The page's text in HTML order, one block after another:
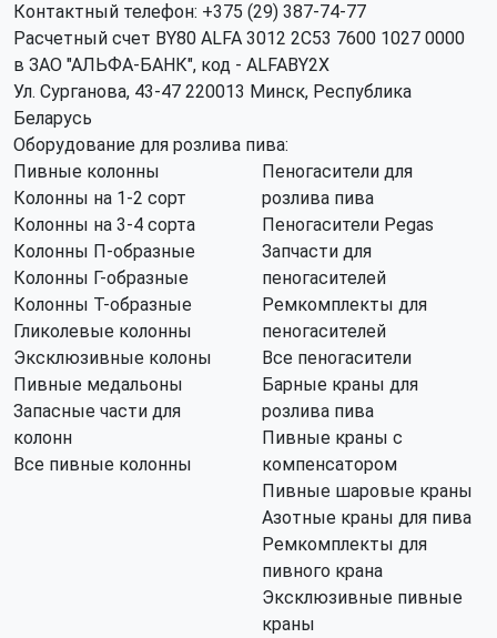
Контактный телефон: +375 (29) 387-74-77
Расчетный счет BY80 ALFA 3012 2C53 7600 1027 0000
в ЗАО "АЛЬФА-БАНК", код - ALFABY2X
Ул. Сурганова, 43-47 220013 Минск, Республика
Беларусь
Оборудование для розлива пива:
Пивные колонны
Колонны на 1-2 сорт
Колонны на 3-4 сорта
Колонны П-образные
Колонны Г-образные
Колонны Т-образные
Гликолевые колонны
Эксклюзивные колоны
Пивные медальоны
Запасные части для
колонн
Все пивные колонны
Пеногасители для
розлива пива
Пеногасители Pegas
Запчасти для
пеногасителей
Ремкомплекты для
пеногасителей
Все пеногасители
Барные краны для
розлива пива
Пивные краны с
компенсатором
Пивные шаровые краны
Азотные краны для пива
Ремкомплекты для
пивного крана
Эксклюзивные пивные
краны